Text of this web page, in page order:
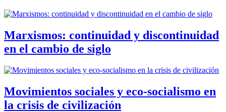
Marxismos: continuidad y discontinuidad
en el cambio de siglo
Movimientos sociales y eco-socialismo en
la crisis de civilización